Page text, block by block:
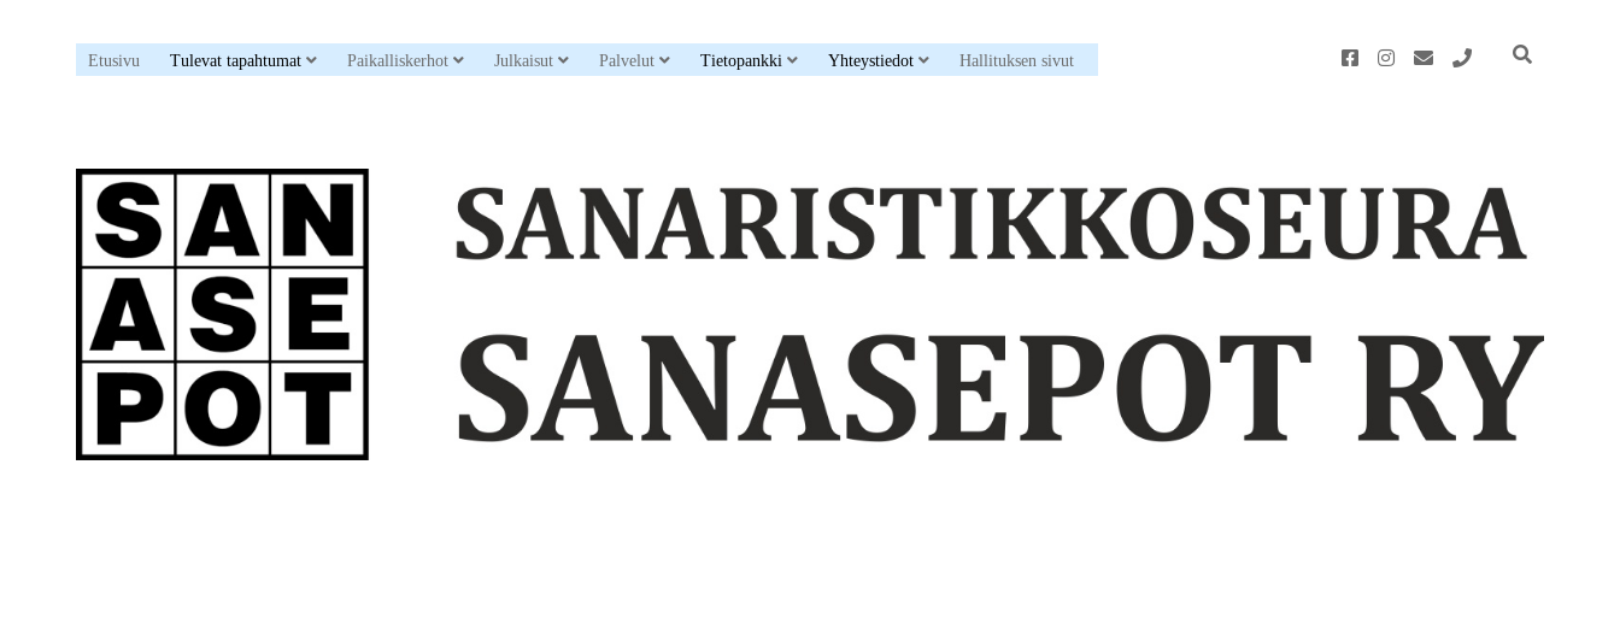
Etusivu Tulevat tapahtumat open dropdown menu
Paikalliskerhot open dropdown menu
Julkaisut open dropdown menu
Palvelut open dropdown menu
Tietopankki open dropdown menu
Yhteystiedot open dropdown menu
Hallituksen sivut facebookinstagram
emailphone
Sanaristikkoseura
Sanasepot
ry